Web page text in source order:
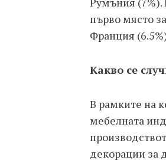
първо място
Франция
Какво се
В рамките на
мебелната
декорации за